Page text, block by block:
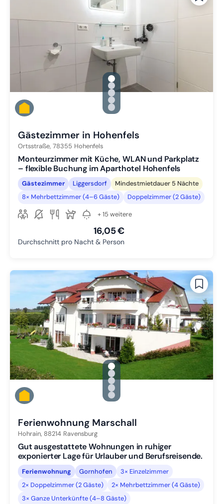
gallery.slide_selector
Zu Slide 1 wechseln
Zu Slide 2 wechseln
Zu Slide 3 wechseln
Zu Slide 4 wechseln
Zu Slide 5 wechseln
Gästezimmer in Hohenfels
Ortsstraße, 78355 Hohenfels
Monteurzimmer mit Küche, WLAN und Parkplatz
– flexible Buchung im Aparthotel Hohenfels
Gästezimmer Liggersdorf
Mindestmietdauer 5 Nächte
8× Mehrbettzimmer (4–6 Gäste)
Doppelzimmer (2 Gäste)
+ 15 weitere
16,05 €
Durchschnitt pro Nacht & Person
gallery.slide_selector
Zu Slide 1 wechseln
Zu Slide 2 wechseln
Zu Slide 3 wechseln
Zu Slide 4 wechseln
Zu Slide 5 wechseln
Ferienwohnung Marschall
Hohrain, 88214 Ravensburg
Gut ausgestattete Wohnungen in ruhiger
exponierter Lage für Urlauber und Berufsreisende.
Ferienwohnung Gornhofen
3× Einzelzimmer
2× Doppelzimmer (2 Gäste)
2× Mehrbettzimmer (4 Gäste)
3× Ganze Unterkünfte (4–8 Gäste)